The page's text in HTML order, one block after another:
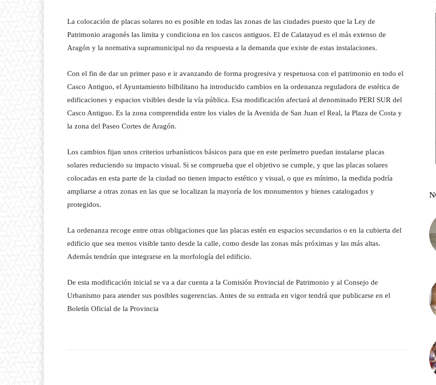
La colocación de placas solares no es posible en todas las zonas de las ciudades puesto que la Ley de
Patrimonio aragonés las limita y condiciona en los cascos antiguos. El de Calatayud es el más extenso de
Aragón y la normativa supramunicipal no da respuesta a la demanda que existe de estas instalaciones.
Con el fin de dar un primer paso e ir avanzando de forma progresiva y respetuosa con el patrimonio en todo el
Casco Antiguo, el Ayuntamiento bilbilitano ha introducido cambios en la ordenanza reguladora de estética de
edificaciones y espacios visibles desde la vía pública. Esa modificación afectará al denominado PERI SUR del
Casco Antiguo. Es la zona comprendida entre los viales de la Avenida de San Juan el Real, la Plaza de Costa y
la zona del Paseo Cortes de Aragón.
Los cambios fijan unos criterios urbanísticos básicos para que en este perímetro puedan instalarse placas
solares reduciendo su impacto visual. Si se comprueba que el objetivo se cumple, y que las placas solares
colocadas en esta parte de la ciudad no tienen impacto estético y visual, o que es mínimo, la medida podría
ampliarse a otras zonas en las que se localizan la mayoría de los monumentos y bienes catalogados y
protegidos.
La ordenanza recoge entre otras obligaciones que las placas estén en espacios secundarios o en la cubierta del
edificio que sea menos visible tanto desde la calle, como desde las zonas más próximas y las más altas.
Además tendrán que integrarse en la morfología del edificio.
De esta modificación inicial se va a dar cuenta a la Comisión Provincial de Patrimonio y al Consejo de
Urbanismo para atender sus posibles sugerencias. Antes de su entrada en vigor tendrá que publicarse en el
Boletín Oficial de la Provincia